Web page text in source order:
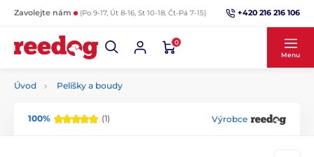
Zavolejte nám (Po 9-17, Út 8-16, St 10-18, Čt-Pá 7-15) +420 216 216 106
0
Menu
Úvod Pelíšky a boudy
100% (1) Výrobce